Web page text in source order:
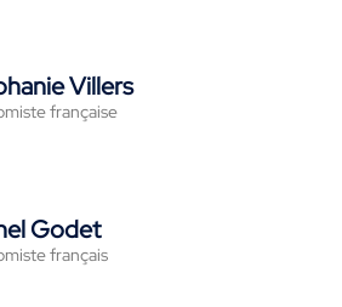
Villers
française
Godet
français